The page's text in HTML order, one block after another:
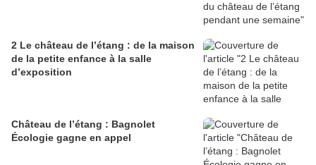
2 Le château de l’étang : de la maison
de la petite enfance à la salle
d’exposition
Château de l’étang : Bagnolet
Écologie gagne en appel